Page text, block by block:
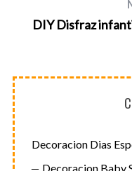
DIY Disfraz
Decoracion Dias
Decoracion Baby